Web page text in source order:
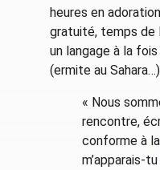
heures en
gratuité, temps de
un langage à la
(ermite au
« Nous
rencontre,
conforme à
m’apparais-